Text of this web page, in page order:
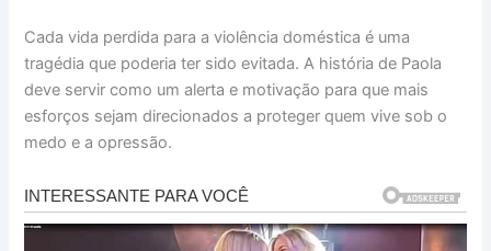
Cada vida perdida para a violência doméstica é uma
tragédia que poderia ter sido evitada. A história de Paola
deve servir como um alerta e motivação para que mais
esforços sejam direcionados a proteger quem vive sob o
medo e a opressão.